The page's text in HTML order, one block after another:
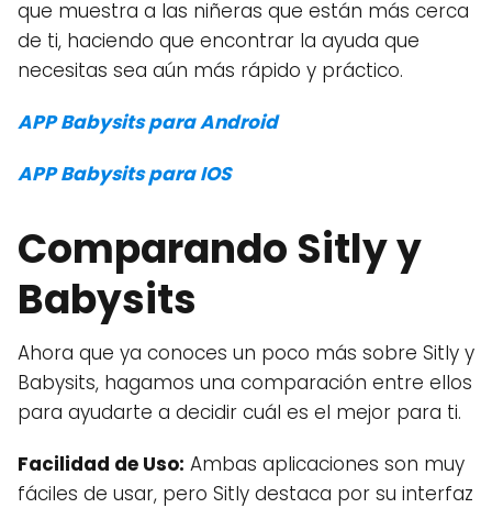
que muestra a las niñeras que están más cerca
de ti, haciendo que encontrar la ayuda que
necesitas sea aún más rápido y práctico.
APP Babysits para Android
APP Babysits para IOS
Comparando Sitly y
Babysits
Ahora que ya conoces un poco más sobre Sitly y
Babysits, hagamos una comparación entre ellos
para ayudarte a decidir cuál es el mejor para ti.
Facilidad de Uso: Ambas aplicaciones son muy
fáciles de usar, pero Sitly destaca por su interfaz